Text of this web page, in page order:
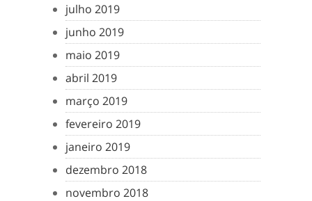
julho 2019
junho 2019
maio 2019
abril 2019
março 2019
fevereiro 2019
janeiro 2019
dezembro 2018
novembro 2018